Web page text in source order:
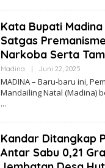
Kata Bupati
Satgas
Narkoba Serta
Madina Juni 22, 2025Oleh
MADINA – Baru-baru ini,
Mandailing Natal (Madina)
Kandar Ditangkap
Antar Sabu 0,21